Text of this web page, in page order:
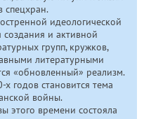
спецхран.
идеологической
и активной
групп, кружков,
литературными
«обновленный» реализм.
хгодов становится тема
войны.
этого времени состояла